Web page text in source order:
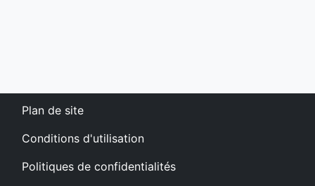
Plan de site
Conditions d'utilisation
Politiques de confidentialités